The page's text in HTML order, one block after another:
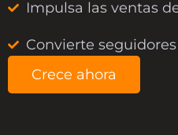
Impulsa las ventas
Convierte
Crece ahora